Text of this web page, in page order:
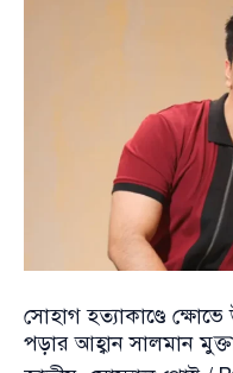
সোহাগ হত্যাকাণ্ডে
পড়ার আহ্বান সালমান